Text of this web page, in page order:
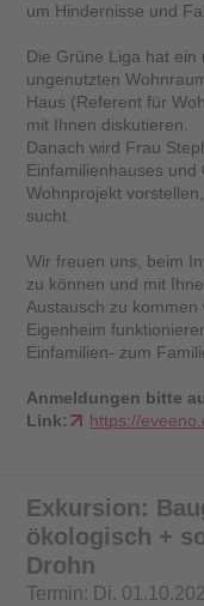
um Hindernisse und
Die Grüne Liga hat
ungenutzten
Haus (Referent für
mit Ihnen diskutieren.
Danach wird Frau
Einfamilienhauses
Wohnprojekt
sucht.
Wir freuen uns, beim
zu können und mit
Austausch zu
Eigenheim
Einfamilien- zum
Anmeldungen bitte
Link:
https://
Exkursion:
ökologisch +
Drohn
Termin: Di.